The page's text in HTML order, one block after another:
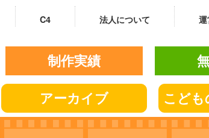
C4 法人について
制作実績
アーカイブ こども